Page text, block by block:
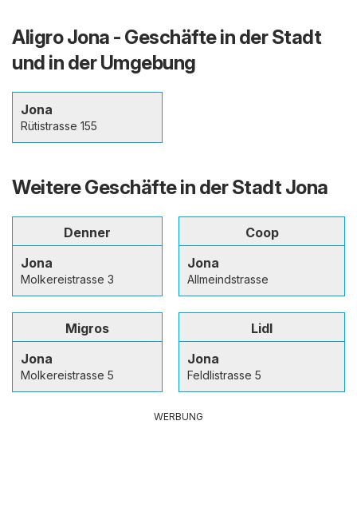
Aligro Jona - Geschäfte in der Stadt
und in der Umgebung
Jona
Rütistrasse 155
Weitere Geschäfte in der Stadt Jona
Denner
Jona
Molkereistrasse 3
Coop
Jona
Allmeindstrasse
Migros
Jona
Molkereistrasse 5
Lidl
Jona
Feldlistrasse 5
WERBUNG